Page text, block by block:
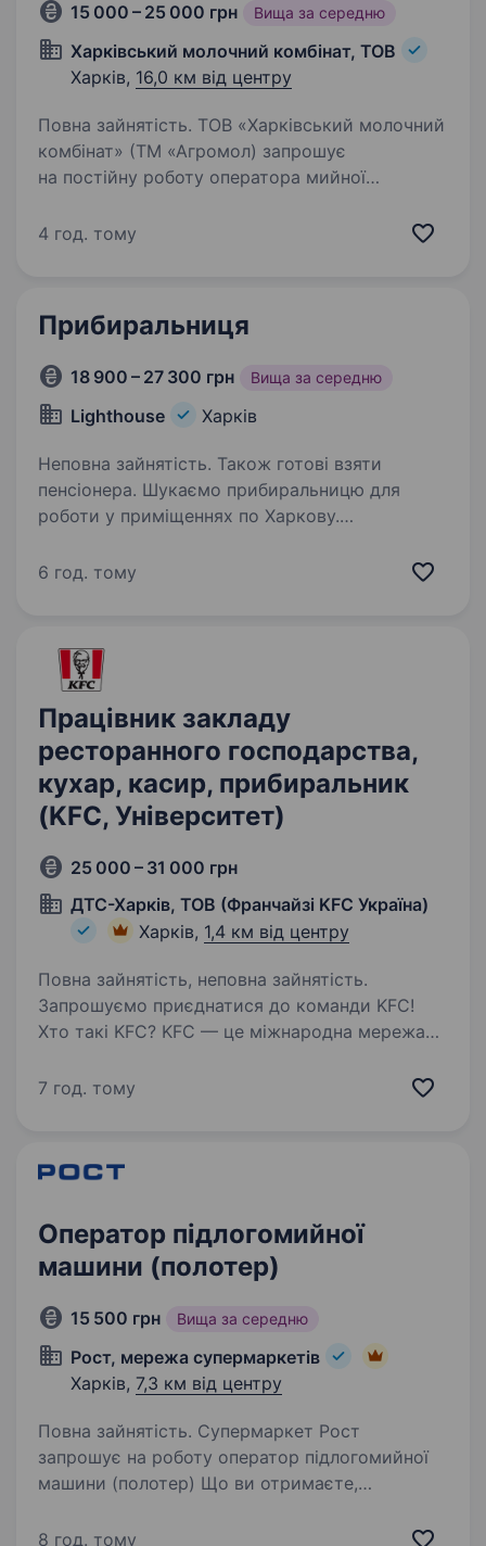
15 000 – 25 000 грн Вища за середню
Харківський молочний комбінат, ТОВ
Харків, 16,0 км від центру
Повна зайнятість. ТОВ «Харківський молочний
комбінат» (ТМ «Агромол) запрошує
на постійну роботу оператора мийної
професії, інтенсивно ти сумлінно працювати,
4 год. тому
Прибиральниця
18 900 – 27 300 грн Вища за середню
Lighthouse Харків
Неповна зайнятість. Також готові взяти
пенсіонера. Шукаємо прибиральницю для
роботи у приміщеннях по Харкову.
відповідальну людину, яка хоче стабільний
6 год. тому
Працівник закладу
ресторанного господарства,
кухар, касир, прибиральник
(KFC, Університет)
25 000 – 31 000 грн
ДТС-Харків, ТОВ (Франчайзі KFC Україна)
Харків, 1,4 км від центру
Повна зайнятість, неповна зайнятість.
Запрошуємо приєднатися до команди KFC!
Хто такі KFC? KFC — це міжнародна мережа
спеціалізується на стравах із курки за
7 год. тому
Оператор підлогомийної
машини (полотер)
15 500 грн Вища за середню
Рост, мережа супермаркетів
Харків, 7,3 км від центру
Повна зайнятість. Супермаркет Рост
запрошує на роботу оператор підлогомийної
машини (полотер) Що ви отримаєте,
до 21:00 Впевненість у завтрашньому дні
8 год. тому